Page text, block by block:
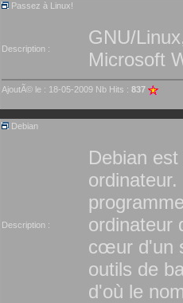
Passez à Linux!
Description :
GNU/
Microsoft
AjoutÃ© le : 18-05-2009 Nb Hits : 837
Debian
Description :
Debian
ordinateur
cœur d'un
outils de
d'où le